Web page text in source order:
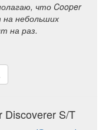
что Cooper
на небольших
на раз.
S/T